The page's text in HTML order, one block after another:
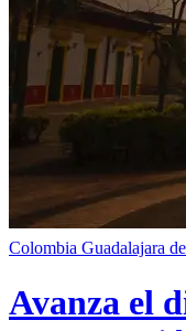
Colombia Guadalajara
Avanza el